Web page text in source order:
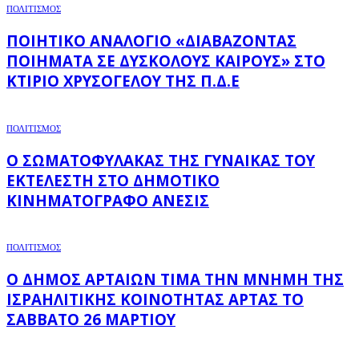
ΠΟΛΙΤΙΣΜΟΣ
ΠΟΙΗΤΙΚΌ ΑΝΑΛΌΓΙΟ «ΔΙΑΒΆΖΟΝΤΑΣ
ΠΟΙΉΜΑΤΑ ΣΕ ΔΎΣΚΟΛΟΥΣ ΚΑΙΡΟΎΣ» ΣΤΟ
ΚΤΊΡΙΟ ΧΡΥΣΌΓΕΛΟΥ ΤΗΣ Π.Δ.Ε
ΠΟΛΙΤΙΣΜΟΣ
Ο ΣΩΜΑΤΟΦΎΛΑΚΑΣ ΤΗΣ ΓΥΝΑΊΚΑΣ ΤΟΥ
ΕΚΤΕΛΕΣΤΉ ΣΤΟ ΔΗΜΟΤΙΚΌ
ΚΙΝΗΜΑΤΟΓΡΆΦΟ ΑΝΕΣΙΣ
ΠΟΛΙΤΙΣΜΟΣ
Ο ΔΉΜΟΣ ΑΡΤΑΊΩΝ ΤΙΜΆ ΤΗΝ ΜΝΉΜΗ ΤΗΣ
ΙΣΡΑΗΛΙΤΙΚΉΣ ΚΟΙΝΌΤΗΤΑΣ ΆΡΤΑΣ ΤΟ
ΣΆΒΒΑΤΟ 26 ΜΑΡΤΊΟΥ